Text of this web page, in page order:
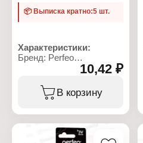
📦 Выписка кратно:5 шт.
Характеристики:
Бренд: Perfeo
Артикул: PF CR2016/5BL
Тип товара: Батарейка
Типоразмер: CR2016
Напряжение: 3 В
Количество в упаковке: 5
10,42 ₽
В корзину